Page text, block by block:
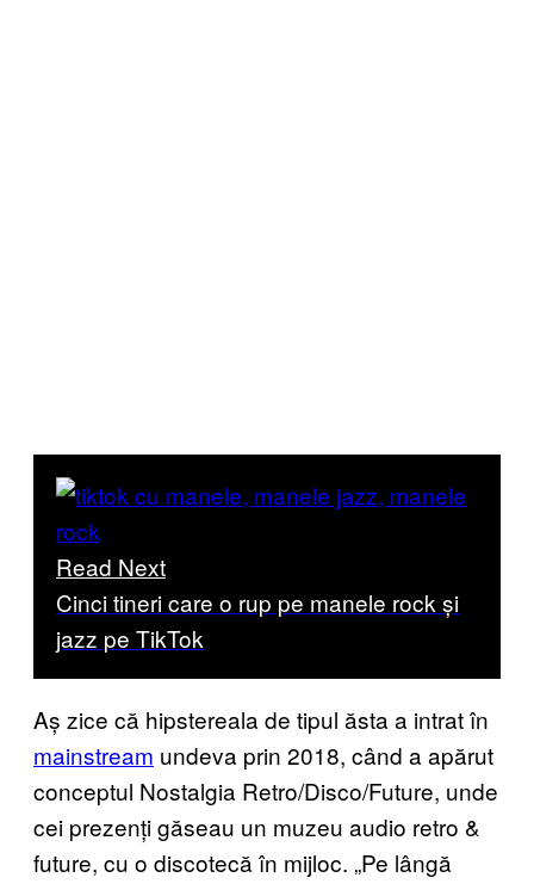
Read Next
Cinci tineri care o rup pe manele rock și
jazz pe TikTok
Aș zice că hipstereala de tipul ăsta a intrat în
mainstream undeva prin 2018, când a apărut
conceptul Nostalgia Retro/Disco/Future, unde
cei prezenți găseau un muzeu audio retro &
future, cu o discotecă în mijloc. „Pe lângă